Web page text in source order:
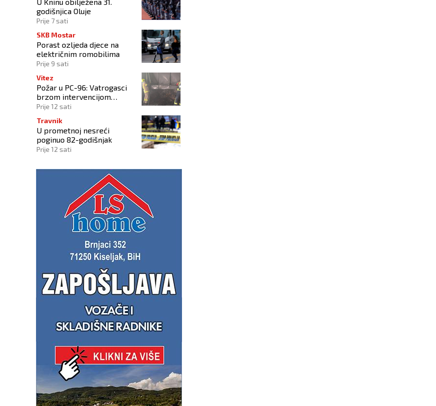
godišnjica Oluje
Prije 7 sati
SKB Mostar
Porast ozljeda djece na
električnim romobilima
Prije 9 sati
Vitez
Požar u PC-96: Vatrogasci
brzom intervencijom
spriječili širenje vatre na
Prije 12 sati
Travnik
U prometnoj nesreći
poginuo 82-godišnjak
Prije 12 sati